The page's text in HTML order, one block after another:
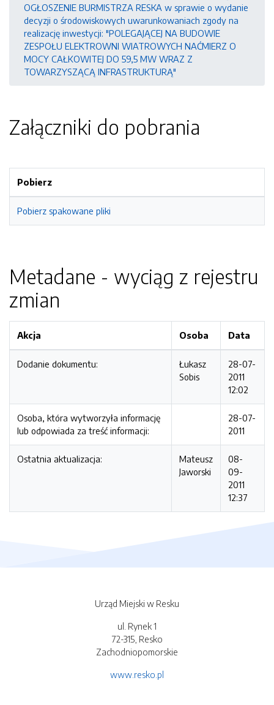
OGŁOSZENIE BURMISTRZA RESKA w sprawie o wydanie
decyzji o środowiskowych uwarunkowaniach zgody na
realizację inwestycji: "POLEGAJĄCEJ NA BUDOWIE
ZESPOŁU ELEKTROWNI WIATROWYCH NAĆMIERZ O
MOCY CAŁKOWITEJ DO 59,5 MW WRAZ Z
TOWARZYSZĄCĄ INFRASTRUKTURĄ"
Załączniki do pobrania
Pobierz
Pobierz spakowane pliki
Metadane - wyciąg z rejestru
zmian
Akcja Osoba Data
Dodanie dokumentu:
Łukasz
Sobis
28-07-
2011
12:02
Osoba, która wytworzyła informację
lub odpowiada za treść informacji:
28-07-
2011
Ostatnia aktualizacja:
Mateusz
Jaworski
08-
09-
2011
12:37
Urząd Miejski w Resku
ul. Rynek 1
72-315, Resko
Zachodniopomorskie
www.resko.pl